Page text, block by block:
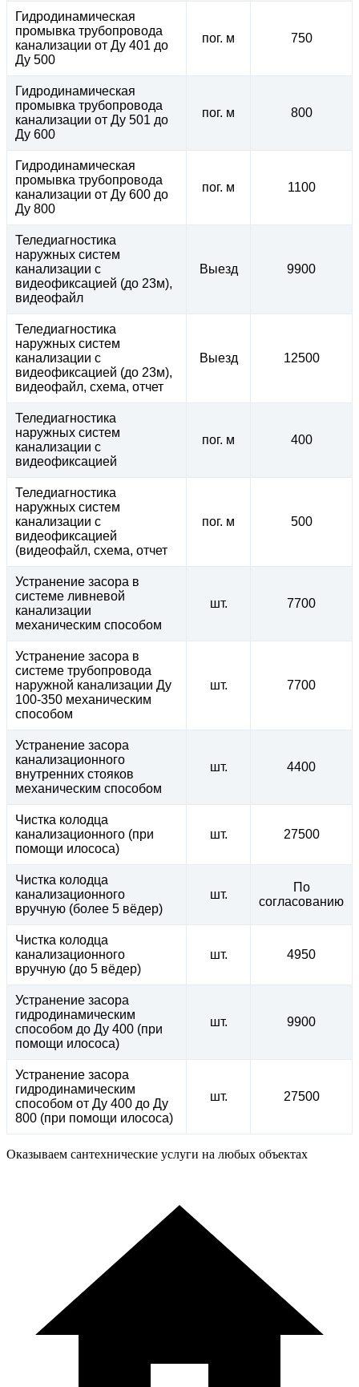
Гидродинамическая
промывка трубопровода
канализации от Ду 401 до
Ду 500
пог. м 750
Гидродинамическая
промывка трубопровода
канализации от Ду 501 до
Ду 600
пог. м 800
Гидродинамическая
промывка трубопровода
канализации от Ду 600 до
Ду 800
пог. м 1100
Теледиагностика
наружных систем
канализации с
видеофиксацией (до 23м),
видеофайл
Выезд 9900
Теледиагностика
наружных систем
канализации с
видеофиксацией (до 23м),
видеофайл, схема, отчет
Выезд 12500
Теледиагностика
наружных систем
канализации с
видеофиксацией
пог. м 400
Теледиагностика
наружных систем
канализации с
видеофиксацией
(видеофайл, схема, отчет
пог. м 500
Устранение засора в
системе ливневой
канализации
механическим способом
шт. 7700
Устранение засора в
системе трубопровода
наружной канализации Ду
100-350 механическим
способом
шт. 7700
Устранение засора
канализационного
внутренних стояков
механическим способом
шт. 4400
Чистка колодца
канализационного (при
помощи илососа)
шт. 27500
Чистка колодца
канализационного
вручную (более 5 вёдер)
шт.
По
согласованию
Чистка колодца
канализационного
вручную (до 5 вёдер)
шт. 4950
Устранение засора
гидродинамическим
способом до Ду 400 (при
помощи илососа)
шт. 9900
Устранение засора
гидродинамическим
способом от Ду 400 до Ду
800 (при помощи илососа)
шт. 27500
Оказываем сантехнические услуги на любых объектах